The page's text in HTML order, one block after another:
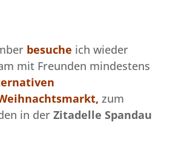
besuche ich wieder
mit Freunden mindestens
zum
in der Zitadelle Spandau